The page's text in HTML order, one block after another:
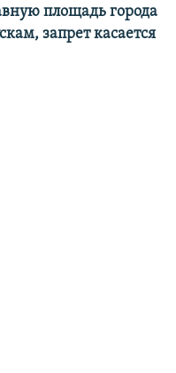
площадь города
запрет касается